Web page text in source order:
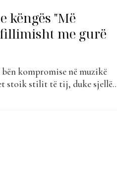
këngës "Më
me gurë
kompromise në muzikë
stoik stilit të tij, duke sjellë